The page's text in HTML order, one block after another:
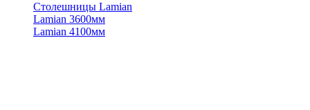
Столешницы Lamian
Lamian 3600мм
Lamian 4100мм